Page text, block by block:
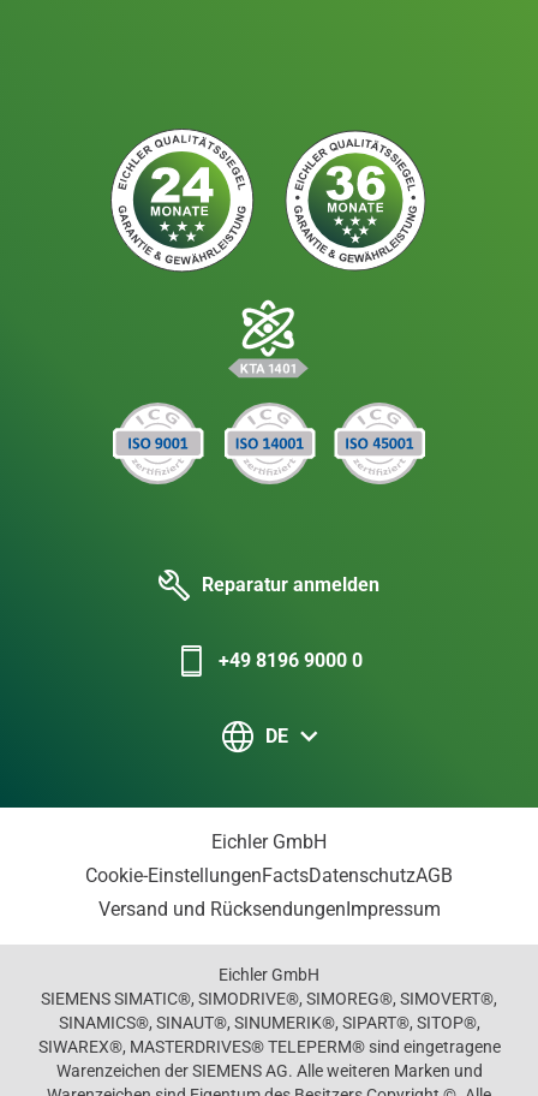
Reparatur anmelden
+49 8196 9000 0
DE
Eichler GmbH
Cookie-EinstellungenFactsDatenschutzAGB
Versand und RücksendungenImpressum
Eichler GmbH
SIEMENS SIMATIC®, SIMODRIVE®, SIMOREG®, SIMOVERT®,
SINAMICS®, SINAUT®, SINUMERIK®, SIPART®, SITOP®,
SIWAREX®, MASTERDRIVES® TELEPERM® sind eingetragene
Warenzeichen der SIEMENS AG. Alle weiteren Marken und